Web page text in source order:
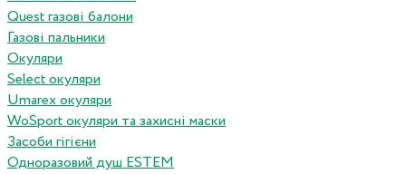
Quest газові балони
Газові пальники
Окуляри
Select окуляри
Umarex окуляри
WoSport окуляри та захисні маски
Засоби гігієни
Одноразовий душ ESTEM